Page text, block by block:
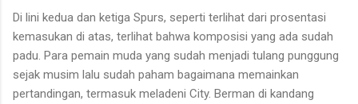
Di lini kedua dan ketiga Spurs, seperti terlihat dari prosentasi
kemasukan di atas, terlihat bahwa komposisi yang ada sudah
padu. Para pemain muda yang sudah menjadi tulang punggung
sejak musim lalu sudah paham bagaimana memainkan
pertandingan, termasuk meladeni City. Berman di kandang